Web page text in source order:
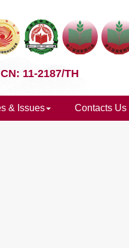
CN: 11-2187/TH
& Issues Contacts Us